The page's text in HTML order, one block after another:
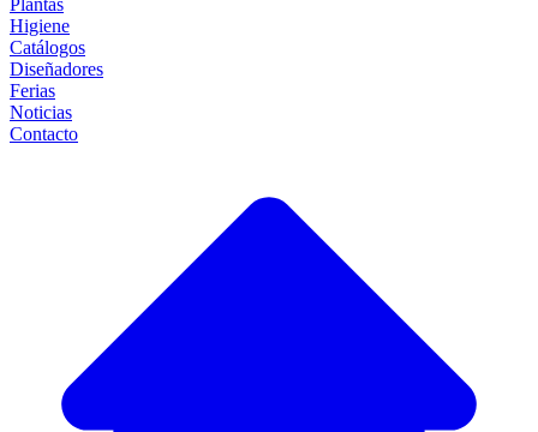
Plantas
Higiene
Catálogos
Diseñadores
Ferias
Noticias
Contacto